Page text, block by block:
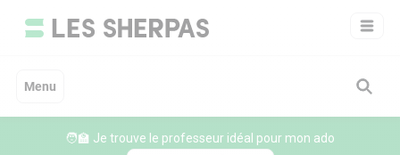
Menu
🧑‍🏫 Je trouve le professeur idéal pour mon ado